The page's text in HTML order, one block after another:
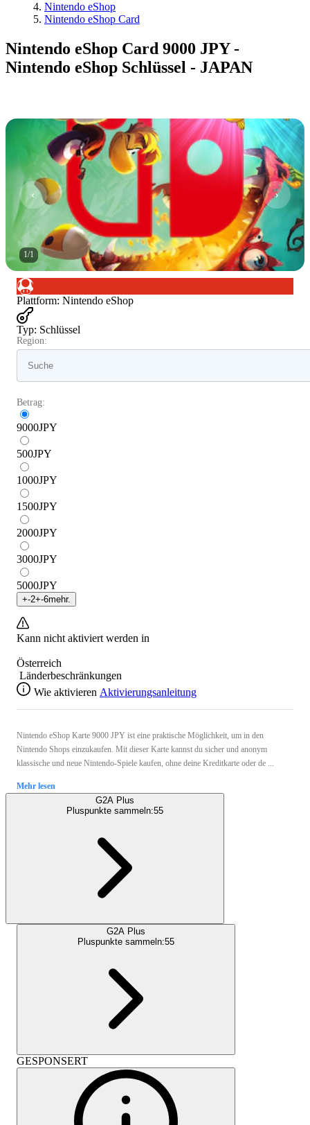
Nintendo eShop
Nintendo eShop Card
Nintendo eShop Card 9000 JPY -
Nintendo eShop Schlüssel - JAPAN
1/1
Plattform: Nintendo eShop
Typ: Schlüssel
Region:
Betrag:
9000JPY
500JPY
1000JPY
1500JPY
2000JPY
3000JPY
5000JPY
+-2+-6mehr.
Kann nicht aktiviert werden in
Österreich
Länderbeschränkungen
Wie aktivieren Aktivierungsanleitung
Nintendo eShop Karte 9000 JPY ist eine praktische Möglichkeit, um in den
Nintendo Shops einzukaufen. Mit dieser Karte kannst du sicher und anonym
klassische und neue Nintendo-Spiele kaufen, ohne deine Kreditkarte oder de ...
Mehr lesen
G2A Plus
Pluspunkte sammeln:55
G2A Plus
Pluspunkte sammeln:55
GESPONSERT